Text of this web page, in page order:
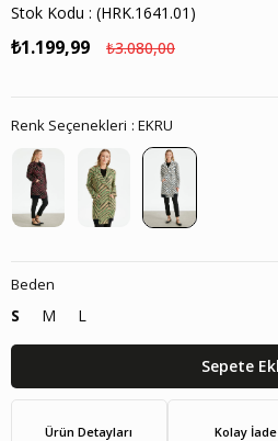
Stok Kodu
(HRK.1641.01)
₺3.080,00
₺1.199,99
Renk Seçenekleri EKRU
Beden
S M L
Ürün Detayları Kolay İade